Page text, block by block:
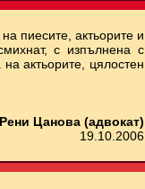
пиесите, актьорите и
с изпълнена с
актьорите, цялостен
Рени Цанова (адвокат)
19.10.2006